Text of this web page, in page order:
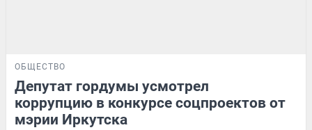
ОБЩЕСТВО
Депутат гордумы усмотрел
коррупцию в конкурсе соцпроектов от
мэрии Иркутска